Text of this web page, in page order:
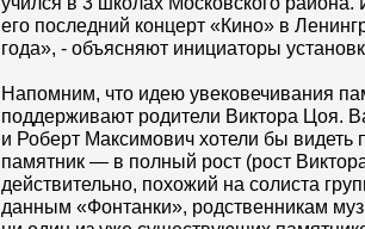
его последний концерт «Кино» в
года», - объясняют инициаторы
Напомним, что идею увековечивания
поддерживают родители Виктора Цоя.
и Роберт Максимович хотели бы видеть
памятник — в полный рост (рост
действительно, похожий на солиста
данным «Фонтанки», родственникам